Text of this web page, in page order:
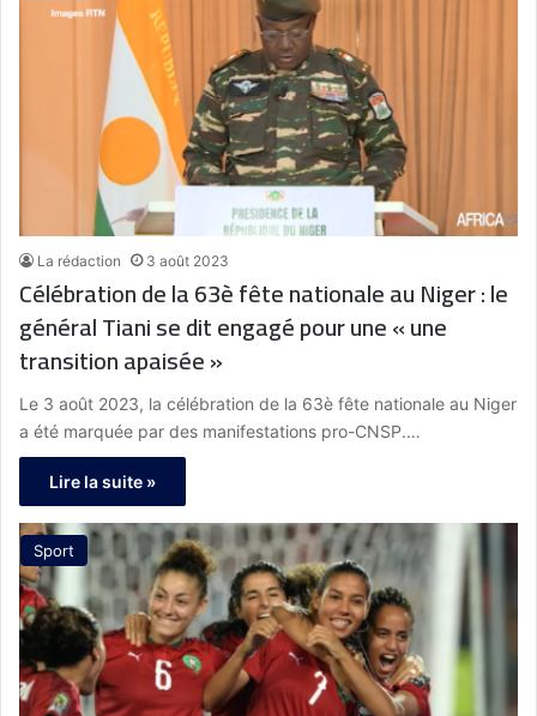
La rédaction 3 août 2023
Célébration de la 63è fête nationale au Niger : le
général Tiani se dit engagé pour une « une
transition apaisée »
Le 3 août 2023, la célébration de la 63è fête nationale au Niger
a été marquée par des manifestations pro-CNSP.…
Lire la suite »
Sport